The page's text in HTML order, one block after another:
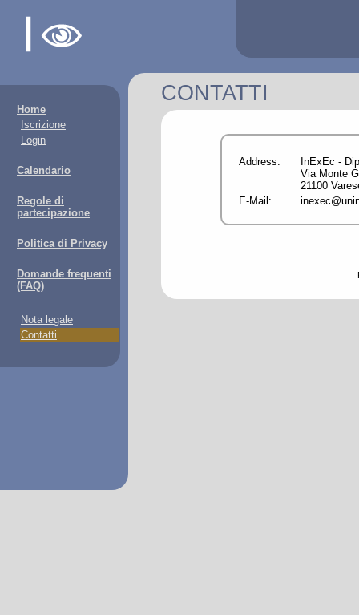
Home
Iscrizione
Login
Calendario
Regole di
partecipazione
Politica di Privacy
Domande frequenti
(FAQ)
Nota legale
Contatti
CONTATTI
Address:
InExEc -
Via Monte
21100
E-Mail: